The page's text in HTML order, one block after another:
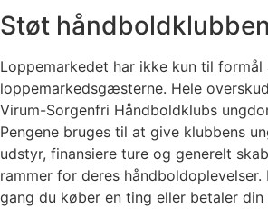
Støt
Loppemarkedet har ikke kun til
loppemarkedsgæsterne. Hele
Virum-Sorgenfri Håndboldklubs
Pengene bruges til at give klubbens
udstyr, finansiere ture og generelt
rammer for deres
gang du køber en ting eller betaler